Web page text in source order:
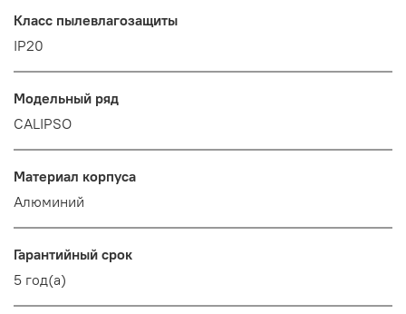
Класс пылевлагозащиты
IP20
Модельный ряд
CALIPSO
Материал корпуса
Алюминий
Гарантийный срок
5 год(а)